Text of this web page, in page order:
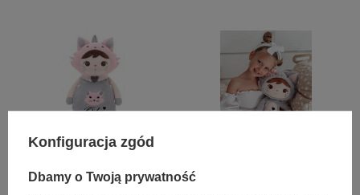
Plecak personalizowany Metoo
Lalka Metoo personalizowana
Konfiguracja zgód
Dbamy o Twoją prywatność